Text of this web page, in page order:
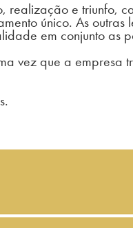
realização e triunfo,
único. As outras
em conjunto as
vez que a empresa